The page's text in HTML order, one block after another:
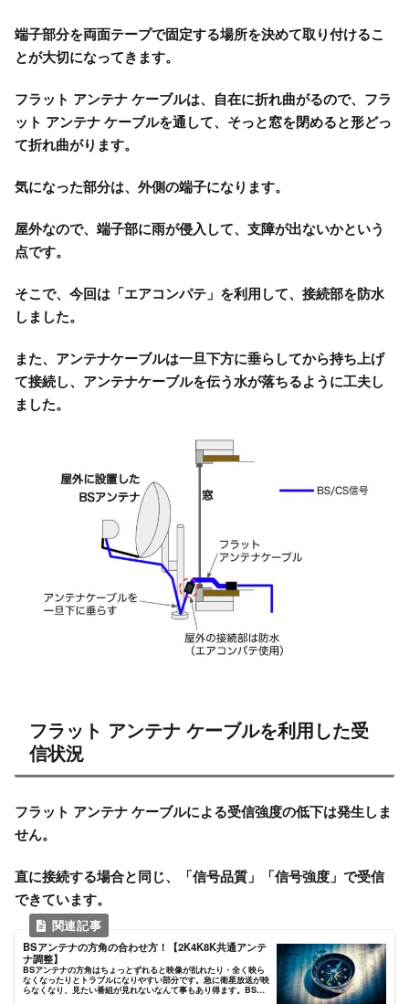
端子部分を両面テープで固定する場所を決めて取り付けるこ
とが大切になってきます。
フラット アンテナ ケーブルは、自在に折れ曲がるので、フラ
ット アンテナ ケーブルを通して、そっと窓を閉めると形どっ
て折れ曲がります。
気になった部分は、外側の端子になります。
屋外なので、端子部に雨が侵入して、支障が出ないかという
点です。
そこで、今回は「エアコンパテ」を利用して、接続部を防水
しました。
また、アンテナケーブルは一旦下方に垂らしてから持ち上げ
て接続し、アンテナケーブルを伝う水が落ちるように工夫し
ました。
フラット アンテナ ケーブルを利用した受
信状況
フラット アンテナ ケーブルによる受信強度の低下は発生しま
せん。
直に接続する場合と同じ、「信号品質」「信号強度」で受信
できています。
BSアンテナの方角の合わせ方！【2K4K8K共通アンテ
ナ調整】
BSアンテナの方角はちょっとずれると映像が乱れたり・全く映ら
なくなったりとトラブルになりやすい部分です。急に衛星放送が映
らなくなり、見たい番組が見れないなんて事もあり得ます。BSア